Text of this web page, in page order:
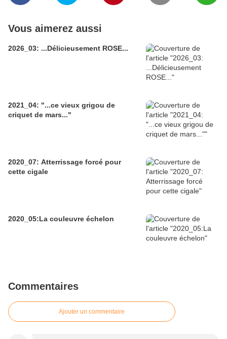
Vous aimerez aussi
2026_03: ...Délicieusement ROSE...
2021_04: "...ce vieux grigou de
criquet de mars..."
2020_07: Atterrissage forcé pour
cette cigale
2020_05:La couleuvre échelon
Commentaires
Ajouter un commentaire